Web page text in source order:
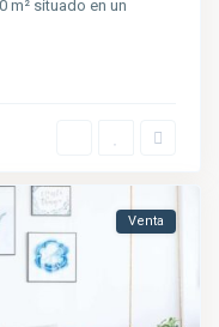
m² situado en un
Venta